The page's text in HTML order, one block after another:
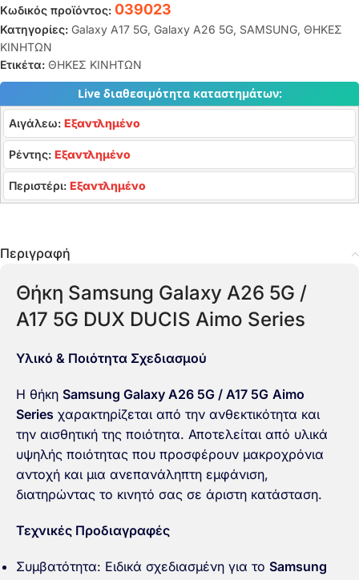
Κωδικός προϊόντος: 039023
Κατηγορίες: Galaxy A17 5G, Galaxy A26 5G, SAMSUNG, ΘΗΚΕΣ
ΚΙΝΗΤΩΝ
Ετικέτα: ΘΗΚΕΣ ΚΙΝΗΤΩΝ
Live διαθεσιμότητα καταστημάτων:
Αιγάλεω: Εξαντλημένο
Ρέντης: Εξαντλημένο
Περιστέρι: Εξαντλημένο
Περιγραφή
Θήκη Samsung Galaxy A26 5G /
A17 5G DUX DUCIS Aimo Series
Υλικό & Ποιότητα Σχεδιασμού
Η θήκη Samsung Galaxy A26 5G / A17 5G Aimo
Series χαρακτηρίζεται από την ανθεκτικότητα και
την αισθητική της ποιότητα. Αποτελείται από υλικά
υψηλής ποιότητας που προσφέρουν μακροχρόνια
αντοχή και μια ανεπανάληπτη εμφάνιση,
διατηρώντας το κινητό σας σε άριστη κατάσταση.
Τεχνικές Προδιαγραφές
Συμβατότητα: Ειδικά σχεδιασμένη για το Samsung